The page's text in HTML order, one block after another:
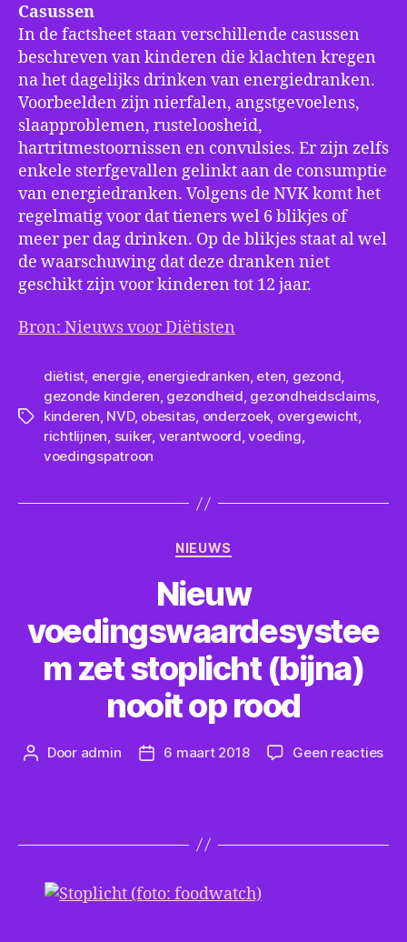
Casussen
In de factsheet staan verschillende casussen
beschreven van kinderen die klachten kregen
na het dagelijks drinken van energiedranken.
Voorbeelden zijn nierfalen, angstgevoelens,
slaapproblemen, rusteloosheid,
hartritmestoornissen en convulsies. Er zijn zelfs
enkele sterfgevallen gelinkt aan de consumptie
van energiedranken. Volgens de NVK komt het
regelmatig voor dat tieners wel 6 blikjes of
meer per dag drinken. Op de blikjes staat al wel
de waarschuwing dat deze dranken niet
geschikt zijn voor kinderen tot 12 jaar.
Bron: Nieuws voor Diëtisten
Tags
diëtist, energie, energiedranken, eten, gezond,
gezonde kinderen, gezondheid, gezondheidsclaims,
kinderen, NVD, obesitas, onderzoek, overgewicht,
richtlijnen, suiker, verantwoord,voeding,
voedingspatroon
Categorieën
NIEUWS
Nieuw
voedingswaardesystee
m zet stoplicht (bijna)
nooit op rood
Berichtauteur
Door admin Berichtdatum
6 maart 2018 Geen reactiesop